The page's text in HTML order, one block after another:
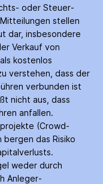
oder Steuer­
stellen
dar, insbesondere
Verkauf von
kostenlos
verstehen, dass der
verbunden ist
nicht aus, dass
anfallen.
(Crowd­
das Risiko
weder durch
Anleger­